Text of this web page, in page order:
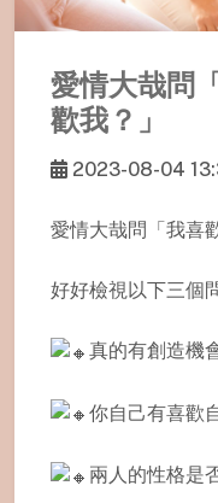
愛情大哉問
歡我？」
2023-08-04
愛情大哉問「我喜
好好檢視以下三個
真的有創造機
你自己有喜歡
兩人的性格是